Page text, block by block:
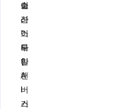
이
션
스
타
일
소
,
"
무
한
캔
버
스
슬
라
이
드
(
A
I
기